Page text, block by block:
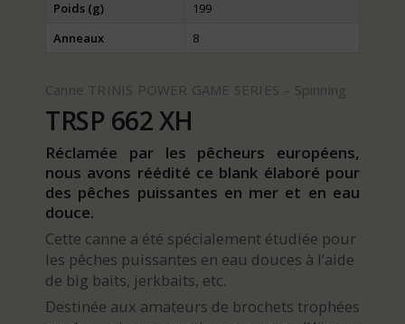
Poids (g)
199
Anneaux
8
Canne TRINIS POWER GAME SERIES – Spinning
TRSP 662 XH
Réclamée par les pêcheurs européens,
nous avons réédité ce blank élaboré pour
des pêches puissantes en mer et en eau
douce.
Cette canne a été spécialement étudiée pour
les pêches puissantes en eau douces à l’aide
de big baits, jerkbaits, etc.
Destinée aux amateurs de brochets trophées